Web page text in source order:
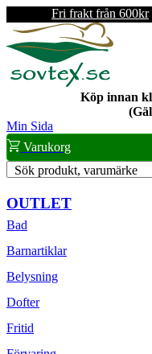
Fri frakt från 600kr
Köp innan kl
Min Sida
Varukorg
Sök produkt, varumärke
OUTLET
Bad
Barnartiklar
Belysning
Dofter
Fritid